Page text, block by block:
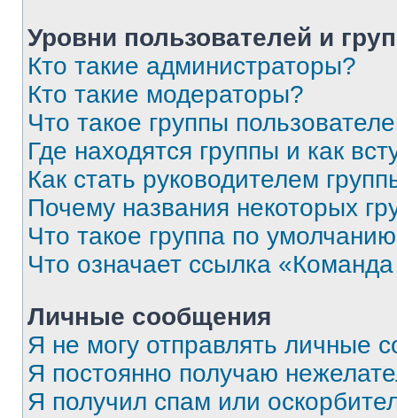
Уровни пользователей и
Кто такие администраторы?
Кто такие модераторы?
Что такое группы
Где находятся группы и как
Как стать руководителем
Почему названия некоторых
Что такое группа по
Что означает ссылка
Личные сообщения
Я не могу отправлять личные
Я постоянно получаю
Я получил спам или